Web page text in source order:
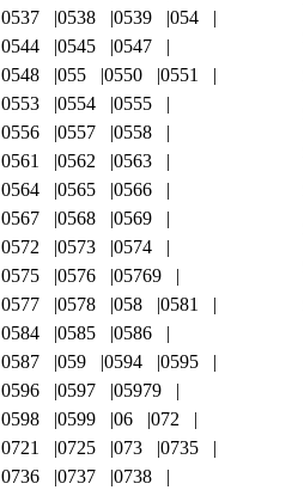
0537
0538 0539
054
0544
0545
0547
0548
055 0550
0551
0553
0554
0555
0556
0557
0558
0561
0562
0563
0564
0565
0566
0567
0568
0569
0572
0573
0574
0575
0576
05769
0577
0578 058
0581
0584
0585
0586
0587
059 0594
0595
0596
0597
05979
0598
0599 06
072
0721
0725 073
0735
0736
0737
0738